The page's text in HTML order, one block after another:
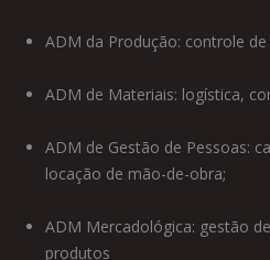
ADM da Produção: controle
ADM de Materiais: logística,
ADM de Gestão de Pessoas:
locação de mão-de-obra;
ADM Mercadológica: gestão
produtos